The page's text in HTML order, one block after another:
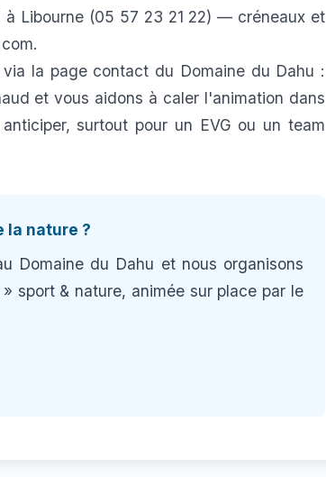
Libourne (05 57 23 21 22) — créneaux et
.
la page contact du Domaine du Dahu :
et vous aidons à caler l'animation dans
surtout pour un EVG ou un team
la nature ?
Domaine du Dahu et nous organisons
sport & nature, animée sur place par le